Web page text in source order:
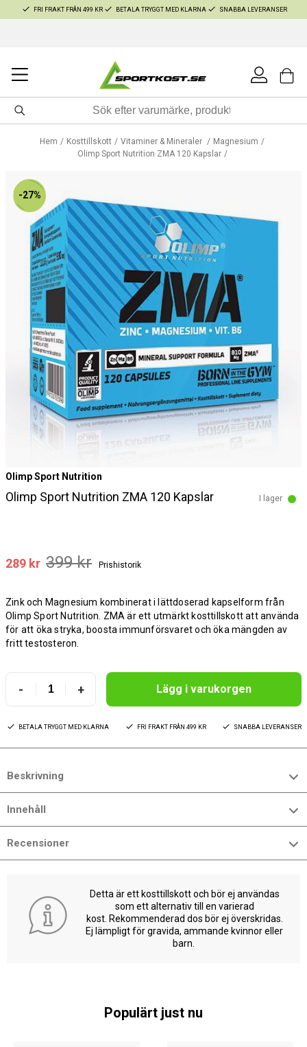
FRI FRAKT FRÅN 499 KR BETALA TRYGGT MED KLARNA SNABBA LEVERANSER
Hem Kosttillskott Vitaminer & Mineraler
Magnesium
Olimp Sport Nutrition ZMA 120 Kapslar
-27%
Olimp Sport Nutrition
Olimp Sport Nutrition ZMA 120 Kapslar I lager
289 kr 399 kr Prishistorik
Zink och Magnesium kombinerat i lättdoserad kapselform från
Olimp Sport Nutrition. ZMA är ett utmärkt kosttillskott att använda
för att öka stryka, boosta immunförsvaret och öka mängden av
fritt testosteron.
- + Lägg i varukorgen
BETALA TRYGGT MED KLARNA FRI FRAKT FRÅN 499 KR SNABBA LEVERANSER
Beskrivning
Innehåll
Recensioner
Detta är ett kosttillskott och bör ej användas
som ett alternativ till en varierad
kost. Rekommenderad dos bör ej överskridas.
Ej lämpligt för gravida, ammande kvinnor eller
barn.
Populärt just nu